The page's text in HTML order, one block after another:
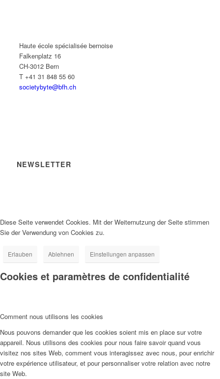
Haute école spécialisée bernoise
Falkenplatz 16
CH-3012 Bern
T +41 31 848 55 60
societybyte@bfh.ch
NEWSLETTER
Diese Seite verwendet Cookies. Mit der Weiternutzung der Seite stimmen
Sie der Verwendung von Cookies zu.
Erlauben Ablehnen Einstellungen anpassen
Cookies et paramètres de confidentialité
Comment nous utilisons les cookies
Nous pouvons demander que les cookies soient mis en place sur votre
appareil. Nous utilisons des cookies pour nous faire savoir quand vous
visitez nos sites Web, comment vous interagissez avec nous, pour enrichir
votre expérience utilisateur, et pour personnaliser votre relation avec notre
site Web.